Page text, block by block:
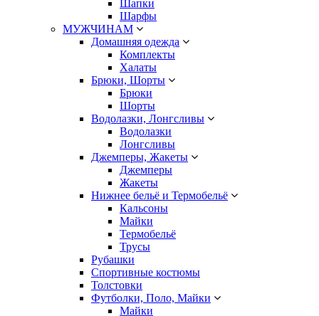
Шапки
Шарфы
МУЖЧИНАМ
Домашняя одежда
Комплекты
Халаты
Брюки, Шорты
Брюки
Шорты
Водолазки, Лонгсливы
Водолазки
Лонгсливы
Джемперы, Жакеты
Джемперы
Жакеты
Нижнее бельё и Термобельё
Кальсоны
Майки
Термобельё
Трусы
Рубашки
Спортивные костюмы
Толстовки
Футболки, Поло, Майки
Майки